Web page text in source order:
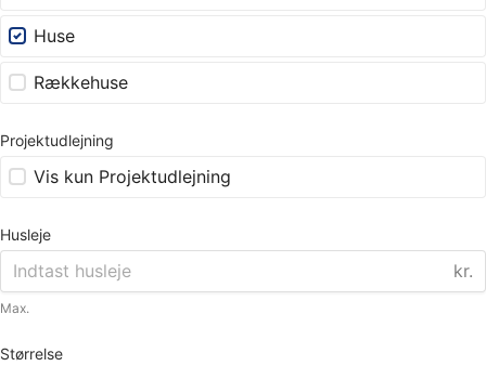
Huse
Rækkehuse
Projektudlejning
Vis kun Projektudlejning
Husleje
kr.
Max.
Størrelse